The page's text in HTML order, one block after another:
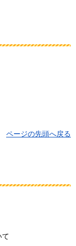
ページの先頭へ戻る
て